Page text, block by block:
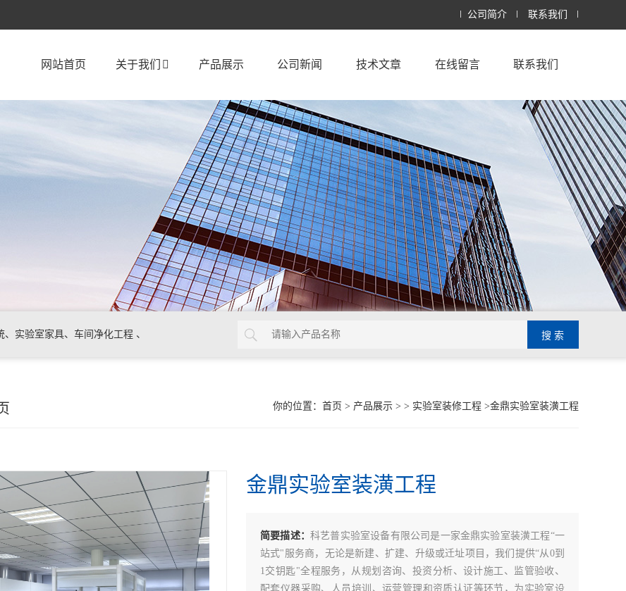
公司简介 联系我们
网站首页 关于我们 产品展示 公司新闻 技术文章 在线留言 联系我们
实验室家具、车间净化工程 、
你的位置： 首页 > 产品展示> > 实验室装修工程>金鼎实验室装潢工程
金鼎实验室装潢工程
简要描述：科艺普实验室设备有限公司是一家金鼎实验室装潢工程“一
站式"服务商，无论是新建、扩建、升级或迁址项目，我们提供“从0到
1交钥匙"全程服务，从规划咨询、投资分析、设计施工、监管验收、
配套仪器采购、人员培训、运营管理和资质认证等环节，为实验室设